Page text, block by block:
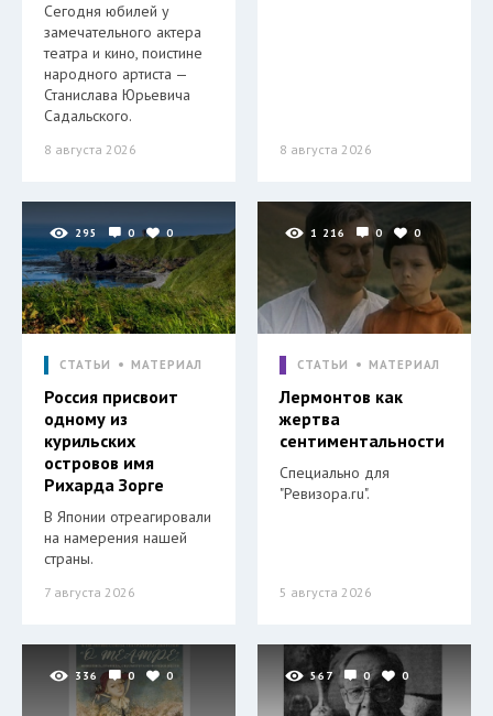
Сегодня юбилей у
замечательного актера
театра и кино, поистине
народного артиста —
Станислава Юрьевича
Садальского.
8 августа 2026 8 августа 2026
295 0 0
СТАТЬИ МАТЕРИАЛ
Россия присвоит
одному из
курильских
островов имя
Рихарда Зорге
В Японии отреагировали
на намерения нашей
страны.
7 августа 2026
1 216 0 0
СТАТЬИ МАТЕРИАЛ
Лермонтов как
жертва
сентиментальности
Специально для
"Ревизора.ru".
5 августа 2026
336 0 0 567 0 0